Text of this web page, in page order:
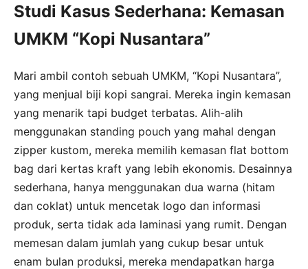
Studi Kasus Sederhana: Kemasan
UMKM “Kopi Nusantara”
Mari ambil contoh sebuah UMKM, “Kopi Nusantara”,
yang menjual biji kopi sangrai. Mereka ingin kemasan
yang menarik tapi budget terbatas. Alih-alih
menggunakan standing pouch yang mahal dengan
zipper kustom, mereka memilih kemasan flat bottom
bag dari kertas kraft yang lebih ekonomis. Desainnya
sederhana, hanya menggunakan dua warna (hitam
dan coklat) untuk mencetak logo dan informasi
produk, serta tidak ada laminasi yang rumit. Dengan
memesan dalam jumlah yang cukup besar untuk
enam bulan produksi, mereka mendapatkan harga